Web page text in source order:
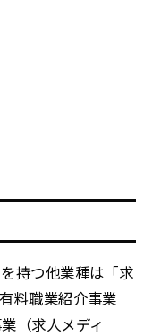
持つ他業種は「求
料職業紹介事業
（求人メディ